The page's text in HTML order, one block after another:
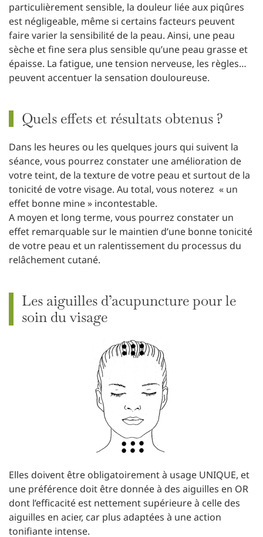
particulièrement sensible, la douleur liée aux piqûres
est négligeable, même si certains facteurs peuvent
faire varier la sensibilité de la peau. Ainsi, une peau
sèche et fine sera plus sensible qu’une peau grasse et
épaisse. La fatigue, une tension nerveuse, les règles…
peuvent accentuer la sensation douloureuse.
Quels effets et résultats obtenus ?
Dans les heures ou les quelques jours qui suivent la
séance, vous pourrez constater une amélioration de
votre teint, de la texture de votre peau et surtout de la
tonicité de votre visage. Au total, vous noterez « un
effet bonne mine » incontestable.
A moyen et long terme, vous pourrez constater un
effet remarquable sur le maintien d’une bonne tonicité
de votre peau et un ralentissement du processus du
relâchement cutané.
Les aiguilles d’acupuncture pour le
soin du visage
Elles doivent être obligatoirement à usage UNIQUE, et
une préférence doit être donnée à des aiguilles en OR
dont l’efficacité est nettement supérieure à celle des
aiguilles en acier, car plus adaptées à une action
tonifiante intense.